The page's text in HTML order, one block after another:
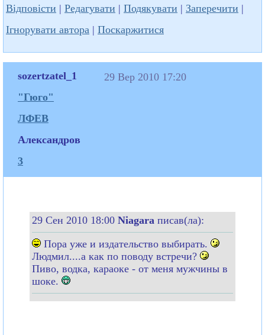
Відповісти | Редагувати | Подякувати | Заперечити |
Ігнорувати автора | Поскаржитися
sozertzatel_1
"Гюго"
ЛФЕВ
Александров
3
29 Вер 2010 17:20
29 Сен 2010 18:00 Niagara писав(ла):
Пора уже и издательство выбирать.
Людмил....а как по поводу встречи?
Пиво, водка, караоке - от меня мужчины в
шоке.